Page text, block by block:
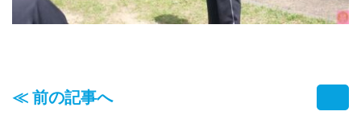
≪ 前の記事へ